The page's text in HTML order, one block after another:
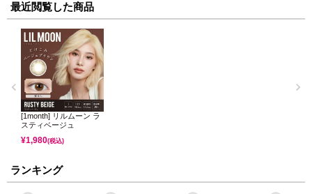
最近閲覧した商品
[1month] リルムーン ラ
スティベージュ
¥1,980(税込)
ランキング